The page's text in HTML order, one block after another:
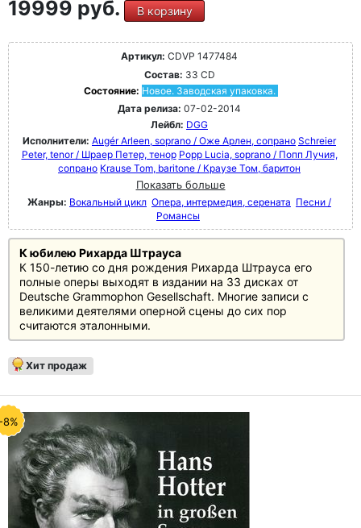
19999 руб. В корзину
Артикул: CDVP 1477484
Состав: 33 CD
Состояние: Новое. Заводская упаковка.
Дата релиза: 07-02-2014
Лейбл: DGG
Исполнители: Augér Arleen, soprano / Оже Арлен, сопрано Schreier
Peter, tenor / Шраер Петер, тенор Popp Lucia, soprano / Попп Лучия,
сопрано Krause Tom, baritone / Краузе Том, баритон
Показать больше
Жанры: Вокальный цикл Опера, интермедия, серената Песни /
Романсы
К юбилею Рихарда Штрауса
К 150-летию со дня рождения Рихарда Штрауса его
полные оперы выходят в издании на 33 дисках от
Deutsche Grammophon Gesellschaft. Многие записи с
великими деятелями оперной сцены до сих пор
считаются эталонными.
Хит продаж
8%